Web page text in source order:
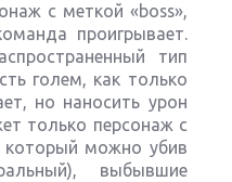
с меткой «boss»,
проигрывает.
тип
голем, как только
но наносить урон
только персонаж с
можно убив
выбывшие